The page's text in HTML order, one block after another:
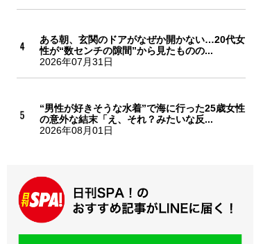
ある朝、玄関のドアがなぜか開かない…20代女
性が“数センチの隙間”から見たものの...
2026年07月31日
“男性が好きそうな水着”で海に行った25歳女性
の意外な結末「え、それ？みたいな反...
2026年08月01日